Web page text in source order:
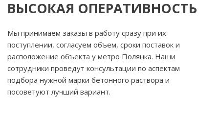
ВЫСОКАЯ ОПЕРАТИВНОСТЬ
Мы принимаем заказы в работу сразу при их
поступлении, согласуем объем, сроки поставок и
расположение объекта у метро Полянка. Наши
сотрудники проведут консультации по аспектам
подбора нужной марки бетонного раствора и
посоветуют лучший вариант.